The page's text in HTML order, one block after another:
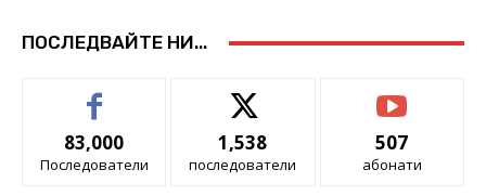
ПОСЛЕДВАЙТЕ НИ...
83,000
Последователи
1,538
последователи
507
абонати